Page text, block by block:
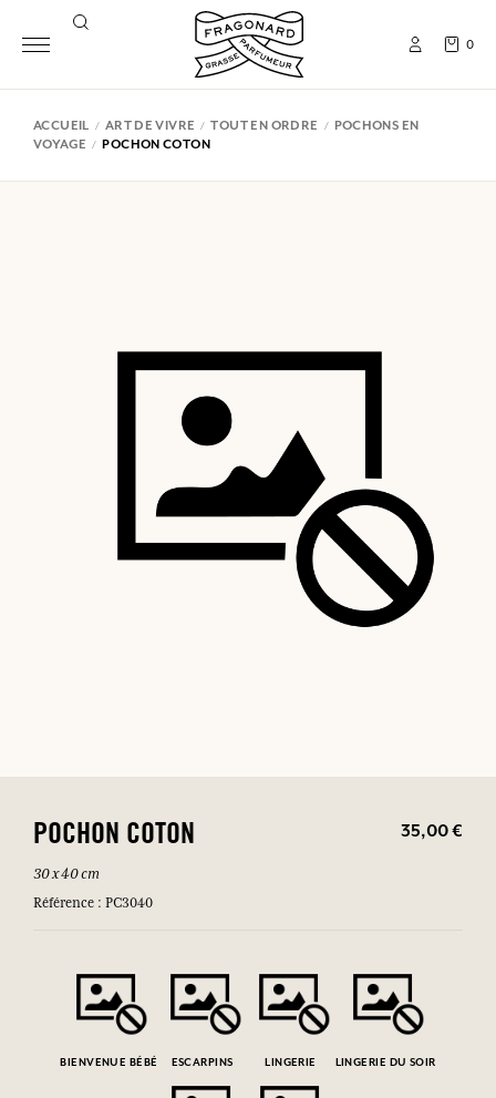
0
ACCUEIL ART DE VIVRE TOUT EN ORDRE
POCHONS EN
VOYAGE
POCHON COTON
POCHON COTON 35,00 €
30 x 40 cm
Référence : PC3040
BIENVENUE BÉBÉ ESCARPINS LINGERIE LINGERIE DU SOIR